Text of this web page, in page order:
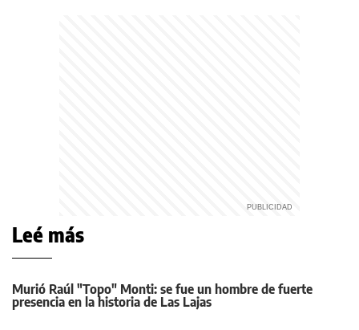
Leé más
Murió Raúl "Topo" Monti: se fue un hombre de fuerte
presencia en la historia de Las Lajas